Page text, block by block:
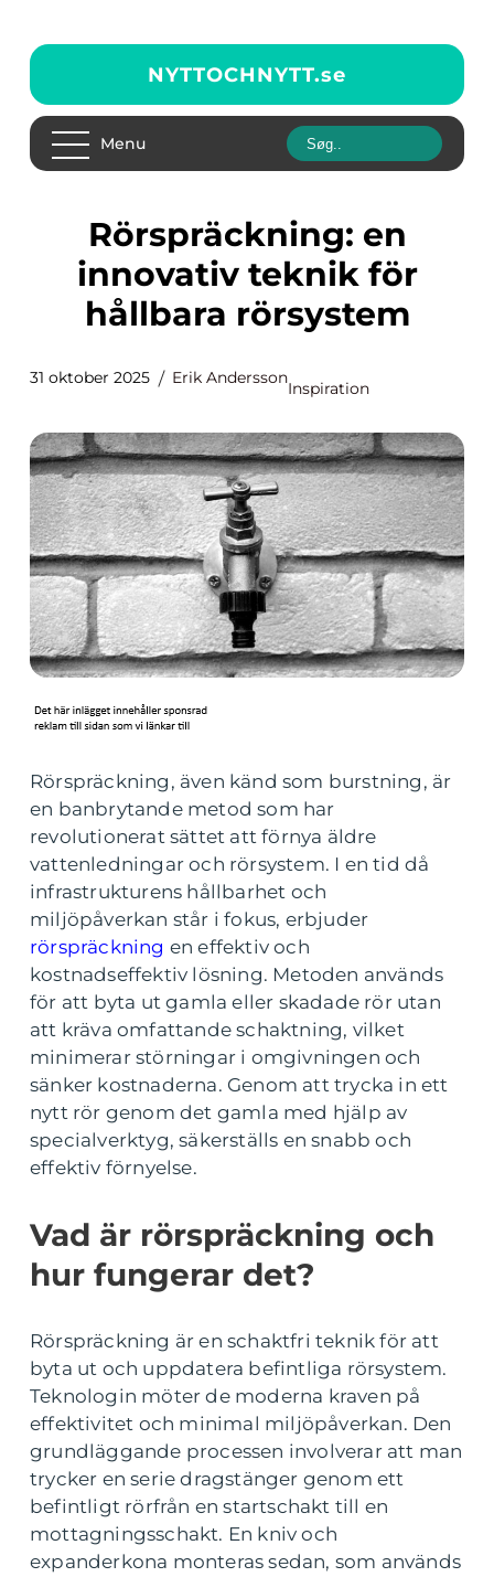
NYTTOCHNYTT.se
Menu
Rörspräckning: en
innovativ teknik för
hållbara rörsystem
31 oktober 2025 Erik Andersson
Inspiration
Rörspräckning, även känd som burstning, är
en banbrytande metod som har
revolutionerat sättet att förnya äldre
vattenledningar och rörsystem. I en tid då
infrastrukturens hållbarhet och
miljöpåverkan står i fokus, erbjuder
rörspräckning en effektiv och
kostnadseffektiv lösning. Metoden används
för att byta ut gamla eller skadade rör utan
att kräva omfattande schaktning, vilket
minimerar störningar i omgivningen och
sänker kostnaderna. Genom att trycka in ett
nytt rör genom det gamla med hjälp av
specialverktyg, säkerställs en snabb och
effektiv förnyelse.
Vad är rörspräckning och
hur fungerar det?
Rörspräckning är en schaktfri teknik för att
byta ut och uppdatera befintliga rörsystem.
Teknologin möter de moderna kraven på
effektivitet och minimal miljöpåverkan. Den
grundläggande processen involverar att man
trycker en serie dragstänger genom ett
befintligt rörfrån en startschakt till en
mottagningsschakt. En kniv och
expanderkona monteras sedan, som används